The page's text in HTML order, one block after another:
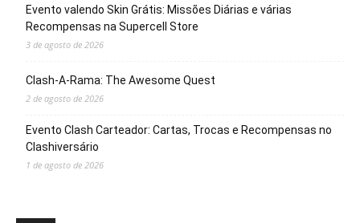
Evento valendo Skin Grátis: Missões Diárias e várias
Recompensas na Supercell Store
3 de agosto de 2026
Clash-A-Rama: The Awesome Quest
2 de agosto de 2026
Evento Clash Carteador: Cartas, Trocas e Recompensas no
Clashiversário
1 de agosto de 2026